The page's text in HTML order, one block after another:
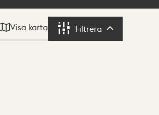
Visa karta Filtrera Filtrera